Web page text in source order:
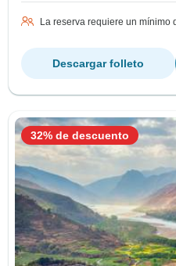
La reserva requiere un mínimo
Descargar folleto
32% de descuento